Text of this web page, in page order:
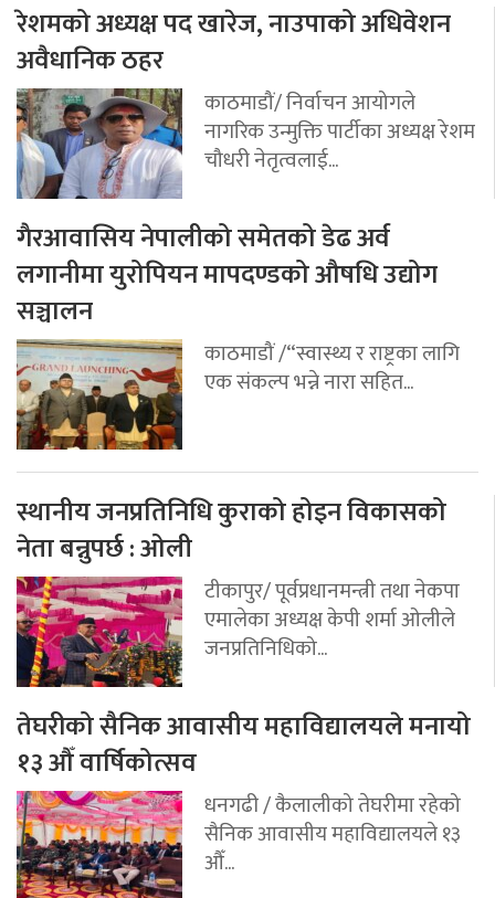
रेशमको अध्यक्ष पद खारेज, नाउपाको अधिवेशन
अवैधानिक ठहर
काठमाडौं/ निर्वाचन आयोगले
नागरिक उन्मुक्ति पार्टीका अध्यक्ष रेशम
चौधरी नेतृत्वलाई...
गैरआवासिय नेपालीको समेतको डेढ अर्व
लगानीमा युरोपियन मापदण्डको औषधि उद्योग
सञ्चालन
काठमाडौं /“स्वास्थ्य र राष्ट्रका लागि
एक संकल्प भन्ने नारा सहित...
स्थानीय जनप्रतिनिधि कुराको होइन विकासको
नेता बन्नुपर्छ : ओली
टीकापुर/ पूर्वप्रधानमन्त्री तथा नेकपा
एमालेका अध्यक्ष केपी शर्मा ओलीले
जनप्रतिनिधिको...
तेघरीको सैनिक आवासीय महाविद्यालयले मनायो
१३ औँ वार्षिकोत्सव
धनगढी / कैलालीको तेघरीमा रहेको
सैनिक आवासीय महाविद्यालयले १३
औँ...